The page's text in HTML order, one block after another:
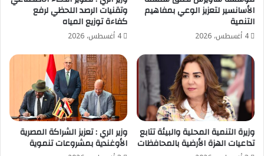
الأسانسير لتعزيز الوعي بمفاهيم
التنمية
4 أغسطس، 2026
وتقنيات الرصد اللحظي لرفع
كفاءة توزيع المياه
4 أغسطس، 2026
وزيرة التنمية المحلية والبيئة تتابع
تداعيات الهزة الأرضية بالمحافظات
وزير الري : تعزيز الشراكة المصرية
الأوغندية بمشروعات تنموية